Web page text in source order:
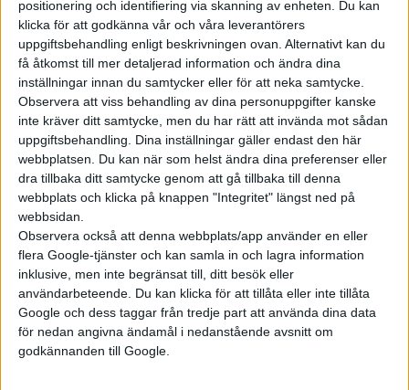
positionering och identifiering via skanning av enheten. Du kan
klicka för att godkänna vår och våra leverantörers
uppgiftsbehandling enligt beskrivningen ovan. Alternativt kan du
få åtkomst till mer detaljerad information och ändra dina
inställningar innan du samtycker eller för att neka samtycke.
Observera att viss behandling av dina personuppgifter kanske
inte kräver ditt samtycke, men du har rätt att invända mot sådan
uppgiftsbehandling. Dina inställningar gäller endast den här
webbplatsen. Du kan när som helst ändra dina preferenser eller
dra tillbaka ditt samtycke genom att gå tillbaka till denna
webbplats och klicka på knappen "Integritet" längst ned på
webbsidan.
Observera också att denna webbplats/app använder en eller
flera Google-tjänster och kan samla in och lagra information
inklusive, men inte begränsat till, ditt besök eller
användarbeteende. Du kan klicka för att tillåta eller inte tillåta
Google och dess taggar från tredje part att använda dina data
för nedan angivna ändamål i nedanstående avsnitt om
godkännanden till Google.
Vilket var helt r...
Staria EV på
gång? Då visar
Hyundai
”största elbil”
hittills
Med Ioniq 9 lanserade också
Hyundai en sjusitsig elsuv och
här kan ni läsa våra intryck av
den. Bilen är tekniskt besläktad
med Kia EV9 och byggs med de
koreanska tillverkarnas
gemensamma elbvilsplattform